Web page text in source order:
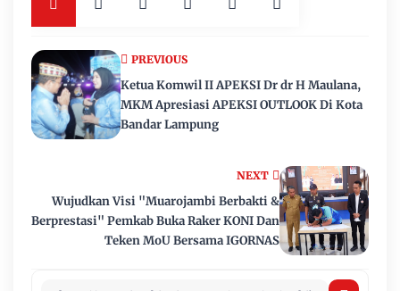
NEXT
Wujudkan Visi "Muarojambi Berbakti &
Berprestasi" Pemkab Buka Raker KONI Dan
Teken MoU Bersama IGORNAS
PREVIOUS
Ketua Komwil II APEKSI Dr dr H Maulana,
MKM Apresiasi APEKSI OUTLOOK Di Kota
Bandar Lampung